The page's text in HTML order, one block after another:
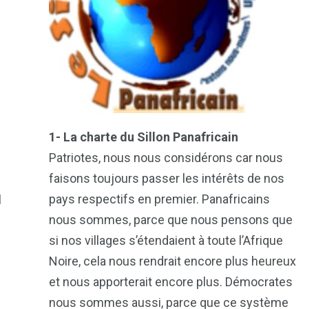
1- La charte du Sillon Panafricain
Patriotes, nous nous considérons car nous
faisons toujours passer les intérêts de nos
pays respectifs en premier. Panafricains
nous sommes, parce que nous pensons que
si nos villages s’étendaient à toute l’Afrique
Noire, cela nous rendrait encore plus heureux
et nous apporterait encore plus. Démocrates
nous sommes aussi, parce que ce système